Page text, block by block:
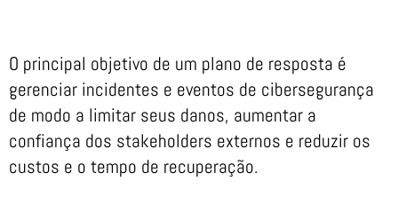
O principal objetivo de um plano de resposta é
gerenciar incidentes e eventos de cibersegurança
de modo a limitar seus danos, aumentar a
confiança dos stakeholders externos e reduzir os
custos e o tempo de recuperação.